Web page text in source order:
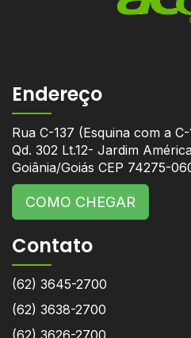
Endereço
Rua C-137 (Esquina com a C-
Qd. 302 Lt.12- Jardim
Goiânia/Goiás CEP 74275-
COMO CHEGAR
Contato
(62) 3645-2700
(62) 3638-2700
(62) 3626-2700